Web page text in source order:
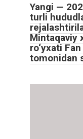
Yangi —
turli
Mintaqaviy
ro‘yxati
tomonidan